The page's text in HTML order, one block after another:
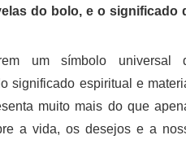
do bolo, e o significado
um símbolo universal
significado espiritual e
muito mais do que
a vida, os desejos e a